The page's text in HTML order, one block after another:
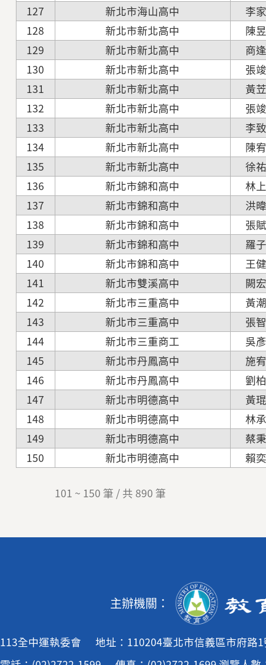
127
新北市海山高中 李
128
新北市新北高中 陳
129
新北市新北高中 商
130
新北市新北高中 張
131
新北市新北高中 黃
132
新北市新北高中 張
133
新北市新北高中 李
134
新北市新北高中 陳
135
新北市新北高中 徐
136
新北市錦和高中 林
137
新北市錦和高中 洪
138
新北市錦和高中 張
139
新北市錦和高中 羅
140
新北市錦和高中 王
141
新北市雙溪高中 闕
142
新北市三重高中 黃
143
新北市三重高中 張
144
新北市三重商工 吳
145
新北市丹鳳高中 施
146
新北市丹鳳高中 劉
147
新北市明德高中 黃
148
新北市明德高中 林
149
新北市明德高中 蔡
150
新北市明德高中 賴
101 ~ 150 筆 / 共 890 筆
主辦機關：
113全中運執委會 地址：110204臺北市信義區市府路